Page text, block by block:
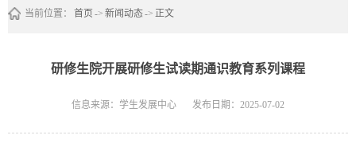
当前位置： 首页 -> 新闻动态-> 正文
研修生院开展研修生试读期通识教育系列课程
信息来源：学生发展中心 发布日期：2025-07-02